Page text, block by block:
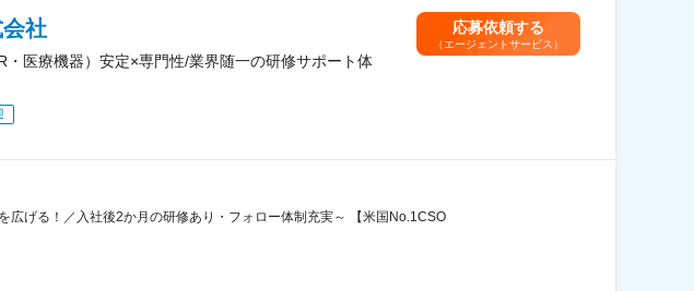
社
・医療機器）安定×専門性/業界随一の研修サポート体
応募依頼する
（エージェントサービス）
広げる！／入社後2か月の研修あり・フォロー体制充実～ 【米国No.1CSO